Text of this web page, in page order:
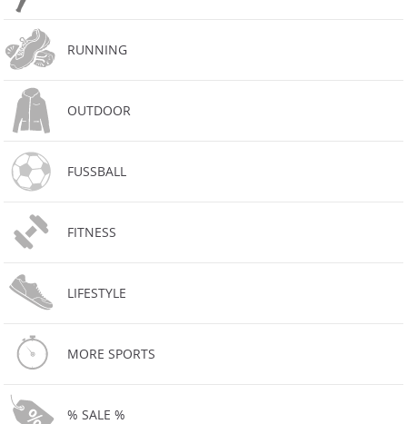
RUNNING
OUTDOOR
FUSSBALL
FITNESS
LIFESTYLE
MORE SPORTS
% SALE %